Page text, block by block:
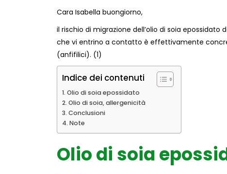
Cara Isabella buongiorno,
il rischio di migrazione dell’olio di soia
che vi entrino a contatto è effettivamente
(anfifilici). (1)
Indice dei contenuti
Olio di soia epossidato
Olio di soia, allergenicità
Conclusioni
Note
Olio di soia